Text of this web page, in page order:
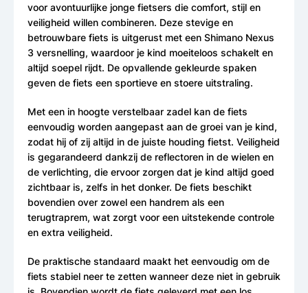
voor avontuurlijke jonge fietsers die comfort, stijl en
veiligheid willen combineren. Deze stevige en
betrouwbare fiets is uitgerust met een Shimano Nexus
3 versnelling, waardoor je kind moeiteloos schakelt en
altijd soepel rijdt. De opvallende gekleurde spaken
geven de fiets een sportieve en stoere uitstraling.
Met een in hoogte verstelbaar zadel kan de fiets
eenvoudig worden aangepast aan de groei van je kind,
zodat hij of zij altijd in de juiste houding fietst. Veiligheid
is gegarandeerd dankzij de reflectoren in de wielen en
de verlichting, die ervoor zorgen dat je kind altijd goed
zichtbaar is, zelfs in het donker. De fiets beschikt
bovendien over zowel een handrem als een
terugtraprem, wat zorgt voor een uitstekende controle
en extra veiligheid.
De praktische standaard maakt het eenvoudig om de
fiets stabiel neer te zetten wanneer deze niet in gebruik